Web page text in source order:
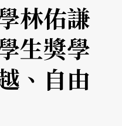
林佑謙
生獎學
、自由